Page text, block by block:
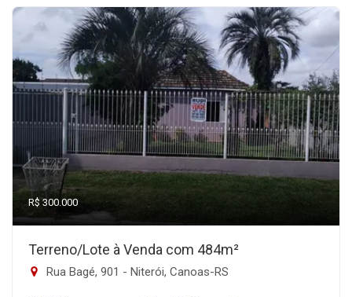
R$ 300.000
Terreno/Lote à Venda com 484m²
Rua Bagé, 901 - Niterói, Canoas-RS